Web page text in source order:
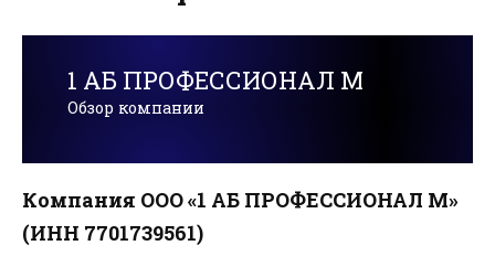
1 АБ ПРОФЕССИОНАЛ М
Обзор компании
Компания ООО «1 АБ ПРОФЕССИОНАЛ М»
(ИНН 7701739561)